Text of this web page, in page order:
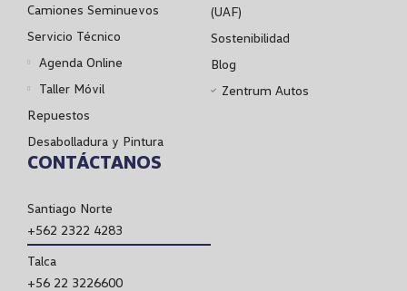
Camiones Seminuevos
Servicio Técnico
Agenda Online
Taller Móvil
Repuestos
Desabolladura y Pintura
(UAF)
Sostenibilidad
Blog
Zentrum Autos
CONTÁCTANOS
Santiago Norte
+562 2322 4283
Talca
+56 22 3226600